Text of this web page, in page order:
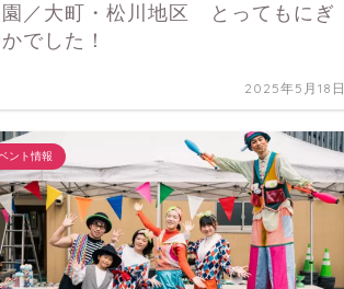
／大町・松川地区 とってもにぎ
でした！
2025年5月18日
ント情報